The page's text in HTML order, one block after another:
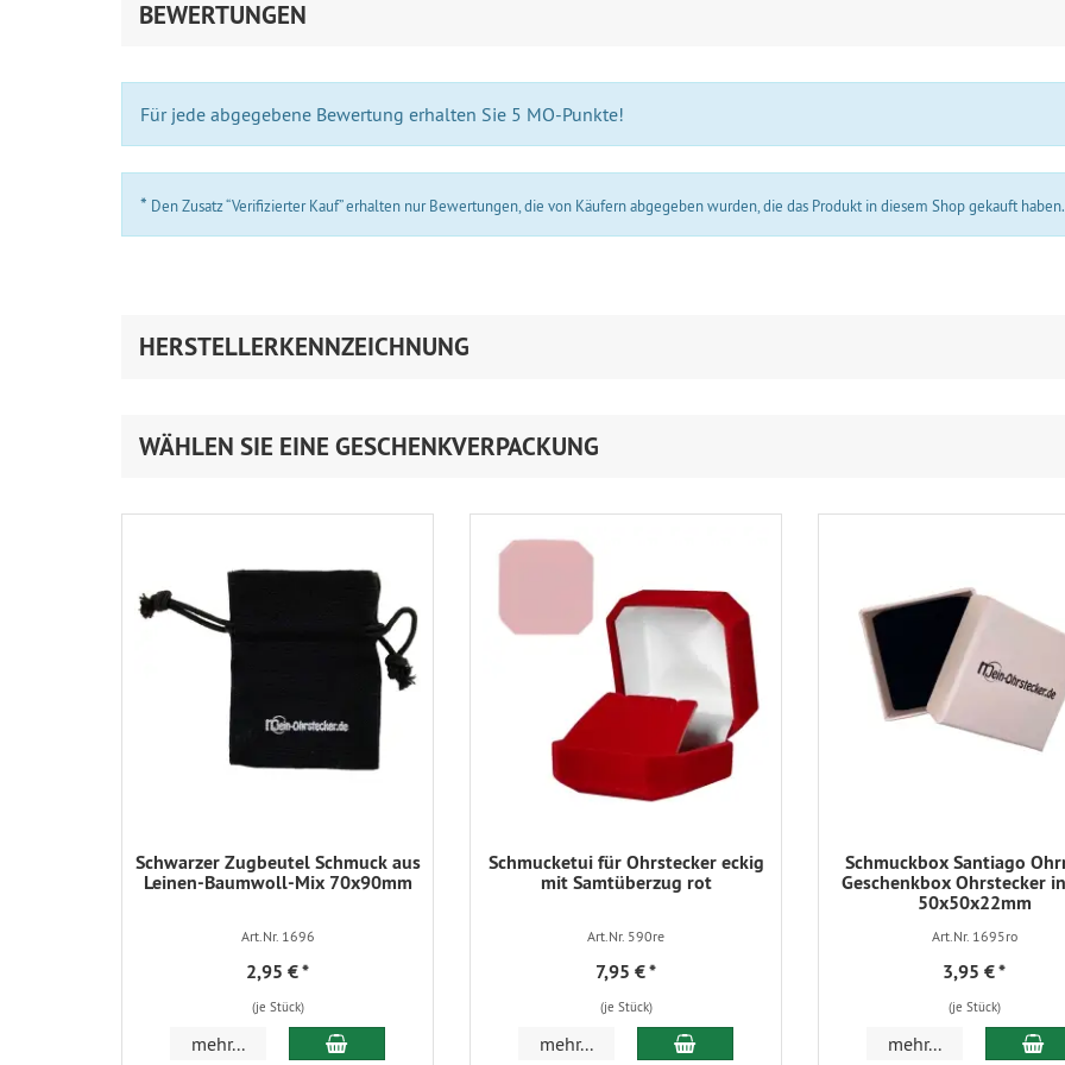
BEWERTUNGEN
Für jede abgegebene Bewertung erhalten Sie 5 MO-Punkte!
* Den Zusatz “Verifizierter Kauf” erhalten nur Bewertungen, die von Käufern abgegeben wurden, die das Produkt in diesem Shop gekauft haben.
HERSTELLERKENNZEICHNUNG
WÄHLEN SIE EINE GESCHENKVERPACKUNG
Schwarzer Zugbeutel Schmuck aus
Leinen-Baumwoll-Mix 70x90mm
Art.Nr. 1696
2,95 €*
(je Stück)
mehr... In den Warenkorb
Schmucketui für Ohrstecker eckig
mit Samtüberzug rot
Art.Nr. 590re
7,95 €*
(je Stück)
mehr... In den Warenkorb
Schmuckbox Santiago
Geschenkbox Ohrstecker
50x50x22mm
Art.Nr. 1695ro
3,95 €*
(je Stück)
mehr... In